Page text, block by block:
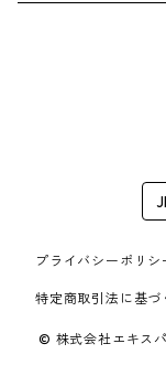
プライバシーポリシ
特定商取引法に基づ
© 株式会社エキス